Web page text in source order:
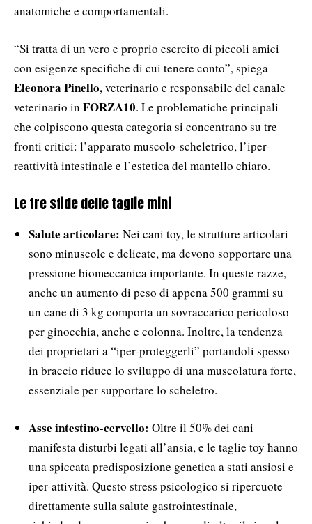
anatomiche e comportamentali.
“Si tratta di un vero e proprio esercito di piccoli amici
con esigenze specifiche di cui tenere conto”, spiega
Eleonora Pinello,veterinario e responsabile del canale
veterinario in FORZA10. Le problematiche principali
che colpiscono questa categoria si concentrano su tre
fronti critici: l’apparato muscolo-scheletrico, l’iper-
reattività intestinale e l’estetica del mantello chiaro.
Le tre sfide delle taglie mini
Salute articolare: Nei cani toy, le strutture articolari
sono minuscole e delicate, ma devono sopportare una
pressione biomeccanica importante. In queste razze,
anche un aumento di peso di appena 500 grammi su
un cane di 3 kg comporta un sovraccarico pericoloso
per ginocchia, anche e colonna. Inoltre, la tendenza
dei proprietari a “iper-proteggerli” portandoli spesso
in braccio riduce lo sviluppo di una muscolatura forte,
essenziale per supportare lo scheletro.
Asse intestino-cervello: Oltre il 50% dei cani
manifesta disturbi legati all’ansia, e le taglie toy hanno
una spiccata predisposizione genetica a stati ansiosi e
iper-attività. Questo stress psicologico si ripercuote
direttamente sulla salute gastrointestinale,